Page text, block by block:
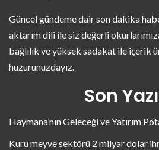
Güncel gündeme dair son dakika
aktarım dili ile siz değerli
bağlılık ve yüksek sadakat ile içerik
huzurunuzdayız.
Son
Haymana’nın Geleceği ve Yatırım
Kuru meyve sektörü 2 milyar dolar